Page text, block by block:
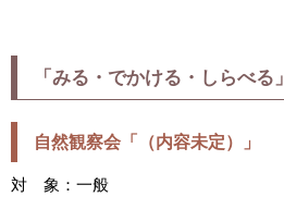
「みる・でかける・しらべる」
自然観察会「（内容未定）」
対 象：一般